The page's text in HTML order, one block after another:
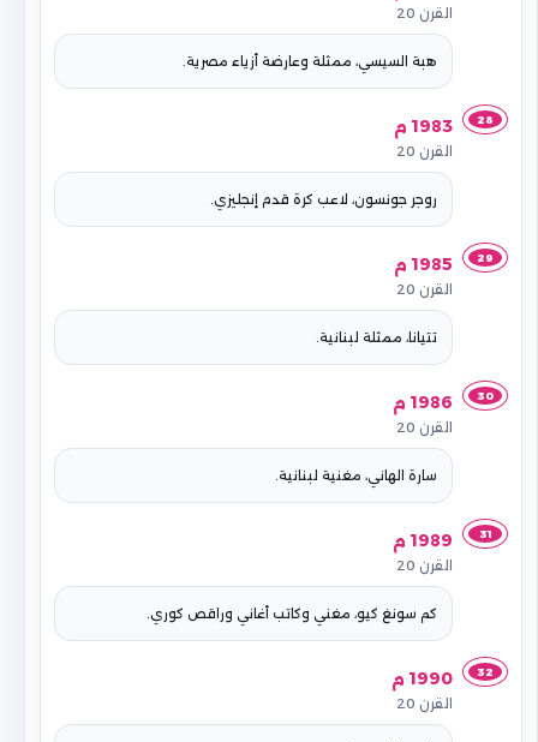
القرن 20
هبة السيسي، ممثلة وعارضة أزياء مصرية.
28 1983 م
القرن 20
روجر جونسون، لاعب كرة قدم إنجليزي.
29 1985 م
القرن 20
تتيانا، ممثلة لبنانية.
30 1986 م
القرن 20
سارة الهاني، مغنية لبنانية.
31 1989 م
القرن 20
كم سونغ كيو، مغني وكاتب أغاني وراقص كوري.
32 1990 م
القرن 20